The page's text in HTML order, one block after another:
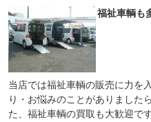
福祉車輌も
当店では福祉車輌の販売に力を
り・お悩みのことがありました
た、福祉車輌の買取も大歓迎で